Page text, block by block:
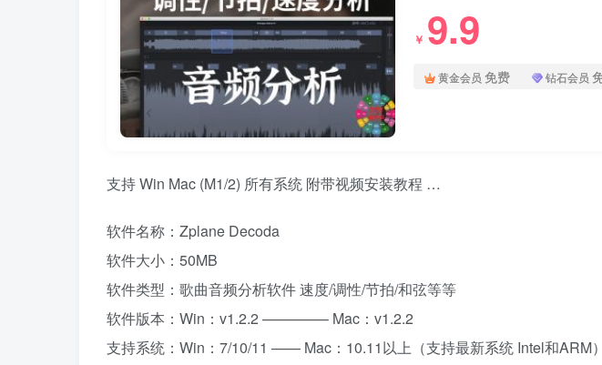
￥ 9.9
黄金会员 免费 钻石会员
支持 Win Mac (M1/2) 所有系统 附带视频安装教程 …
软件名称：Zplane Decoda
软件大小：50MB
软件类型：歌曲音频分析软件 速度/调性/节拍/和弦等等
软件版本：Win：v1.2.2 ————– Mac：v1.2.2
支持系统：Win：7/10/11 —— Mac：10.11以上（支持最新系统 Intel和ARM）